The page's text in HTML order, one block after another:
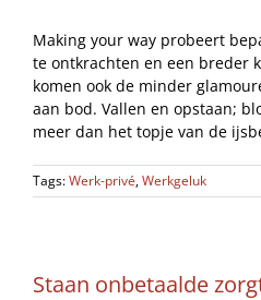
Making your way probeert
te ontkrachten en een breder
komen ook de minder
aan bod. Vallen en opstaan;
meer dan het topje van de
Tags:Werk-privé,Werkgeluk
Staan onbetaalde